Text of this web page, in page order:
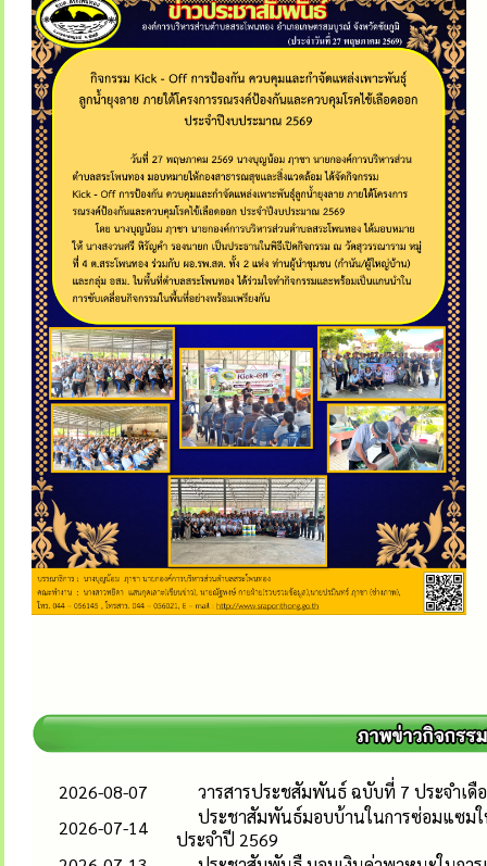
2026-08-07
วารสารประชสัมพันธ์ ฉบับที่ 7 ประจำเดื
2026-07-14
ประชาสัมพันธ์มอบบ้านในการซ่อมแซมใ
ประจำปี 2569